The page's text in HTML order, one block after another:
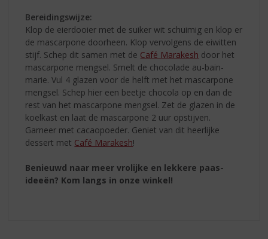
Bereidingswijze:
Klop de eierdooier met de suiker wit schuimig en klop er
de mascarpone doorheen. Klop vervolgens de eiwitten
stijf. Schep dit samen met de Café Marakesh door het
mascarpone mengsel. Smelt de chocolade au-bain-
marie. Vul 4 glazen voor de helft met het mascarpone
mengsel. Schep hier een beetje chocola op en dan de
rest van het mascarpone mengsel. Zet de glazen in de
koelkast en laat de mascarpone 2 uur opstijven.
Garneer met cacaopoeder. Geniet van dit heerlijke
dessert met Café Marakesh!
Benieuwd naar meer vrolijke en lekkere paas-
ideeën? Kom langs in onze winkel!